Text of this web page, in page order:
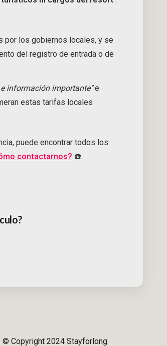
por los gobiernos locales, y se
del registro de entrada o de
e información importante"e
estas tarifas locales
puede encontrar todos los
contactarnos? ☎️
© Copyright 2024 Stayforlong